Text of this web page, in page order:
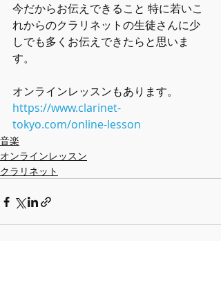
今だからお伝えできること 特に若いこ
れからのクラリネットの生徒さんに少
しでも多くお伝えできたらと思いま
す。
オンラインレッスンもあります。
https://www.clarinet-
tokyo.com/online-lesson
音楽
オンラインレッスン
クラリネット